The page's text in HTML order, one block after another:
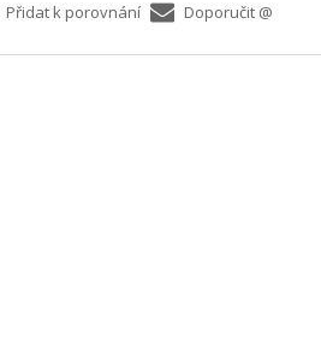
Přidat k porovnání Doporučit @